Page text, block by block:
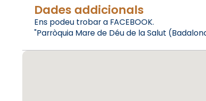
Dades addicionals
Ens podeu trobar a FACEBOOK.
"Parròquia Mare de Déu de la Salut